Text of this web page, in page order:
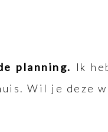
planning. Ik
Wil je deze